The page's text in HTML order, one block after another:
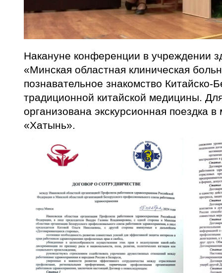
Накануне конференции в учреждении
«Минская областная клиническая
познавательное знакомство Китайско-
традиционной китайской медицины.
организована экскурсионная поездка
«Хатынь».